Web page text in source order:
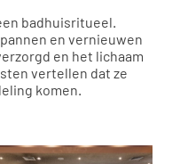
badhuisritueel.
en vernieuwen
en het lichaam
vertellen dat ze
komen.